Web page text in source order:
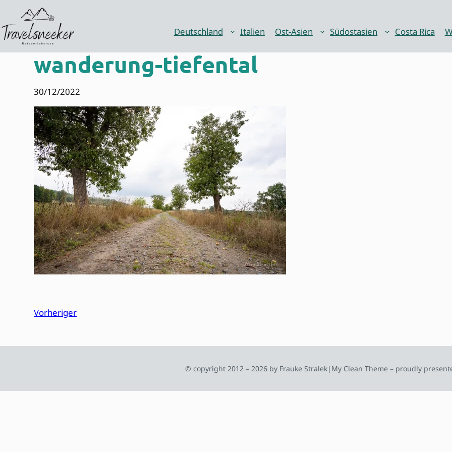
Inhalt
springen
Deutschland Italien Ost-Asien Südostasien Costa Rica
wanderung-tiefental
30/12/2022
Vorheriger
© copyright 2012 – 2026 by Frauke Stralek| My Clean Theme – proudly